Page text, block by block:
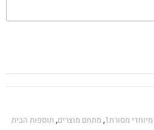
מיוחדי מסורת1 ,מתחם מוצרים, תוספות הבית